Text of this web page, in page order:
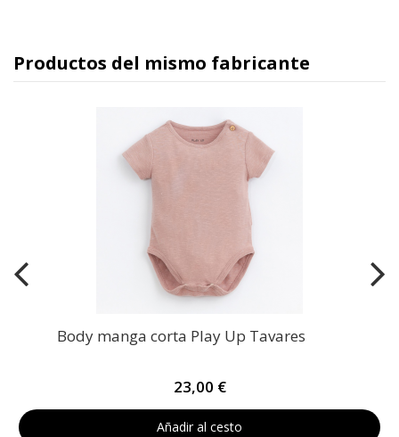
Productos del mismo fabricante
Body manga corta Play Up Tavares
23,00 €
Añadir al cesto